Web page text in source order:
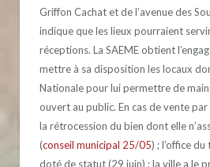
Griffon Cachat et de l’avenue des
indique que les lieux pourraient
réceptions. La SAEME obtient
mettre à sa disposition les locaux
Nationale pour lui permettre de
ouvert au public. En cas de vente
la rétrocession du bien dont elle
(conseil municipal 25/05) ; l’office
doté de statut (29 juin) ; la ville a le